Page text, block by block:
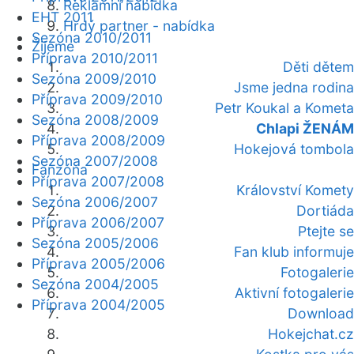
Reklamní nabídka
Hrdý partner - nabídka
Žijeme
Děti dětem
Jsme jedna rodina
Petr Koukal a Kometa
Chlapi ŽENÁM
Hokejová tombola
Fanzóna
Království Komety
Dortiáda
Ptejte se
Fan klub informuje
Fotogalerie
Aktivní fotogalerie
Download
Hokejchat.cz
EHT 2011
Sezóna 2010/2011
Příprava 2010/2011
Sezóna 2009/2010
Příprava 2009/2010
Sezóna 2008/2009
Příprava 2008/2009
Sezóna 2007/2008
Příprava 2007/2008
Sezóna 2006/2007
Příprava 2006/2007
Sezóna 2005/2006
Příprava 2005/2006
Sezóna 2004/2005
Příprava 2004/2005